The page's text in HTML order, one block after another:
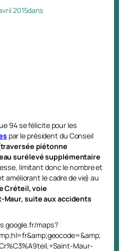
2015dans
94 se félicite pour les
par le président du Conseil
piétonne
surélevé supplémentaire
limitant donc le nombre et
améliorant le cadre de vie) au
Créteil, voie
Maur, suite aux accidents
maps?
Maur-